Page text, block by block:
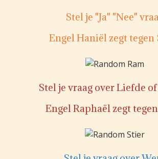
Stel je "Ja" "Nee"
Engel Haniël zegt tegen
Stel je vraag over Liefde
Engel Raphaël zegt